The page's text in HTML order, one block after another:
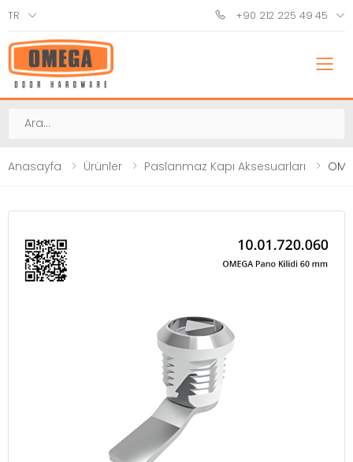
TR +90 212 225 49 45
Ara
Anasayfa Ürünler Paslanmaz Kapı Aksesuarları